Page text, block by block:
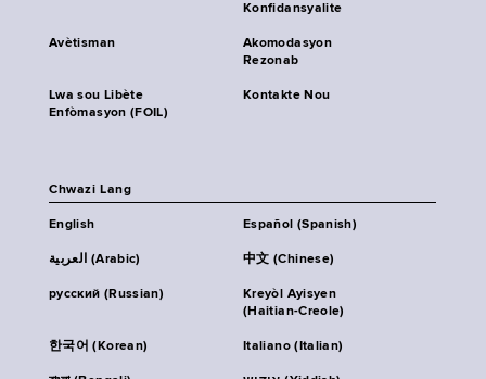
Konfidansyalite
Avètisman
Akomodasyon
Rezonab
Lwa sou Libète
Enfòmasyon (FOIL)
Kontakte Nou
Chwazi Lang
English Español (Spanish)
العربية (Arabic) 中文 (Chinese)
русский (Russian)
Kreyòl Ayisyen
(Haitian-Creole)
한국어 (Korean) Italiano (Italian)